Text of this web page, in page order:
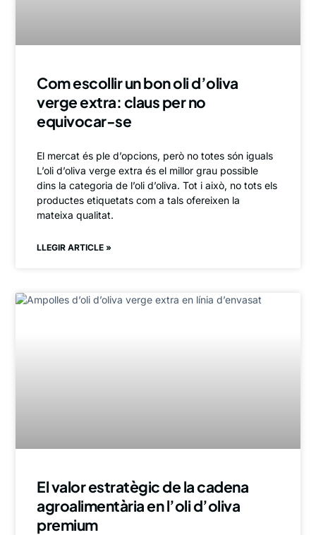
Com escollir un bon oli d’oliva
verge extra: claus per no
equivocar-se
El mercat és ple d’opcions, però no totes són iguals
L’oli d’oliva verge extra és el millor grau possible
dins la categoria de l’oli d’oliva. Tot i això, no tots els
productes etiquetats com a tals ofereixen la
mateixa qualitat.
LLEGIR ARTICLE »
El valor estratègic de la cadena
agroalimentària en l’oli d’oliva
premium